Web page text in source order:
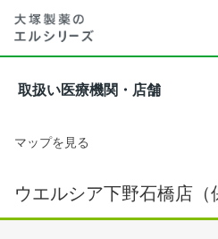
取扱い医療機関・店舗
マップを見る
ウエルシア下野石橋店（